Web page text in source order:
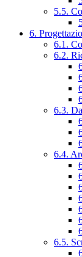
5.5.
6.
6.1.
6.2.
6.3.
6.4.
6.5.